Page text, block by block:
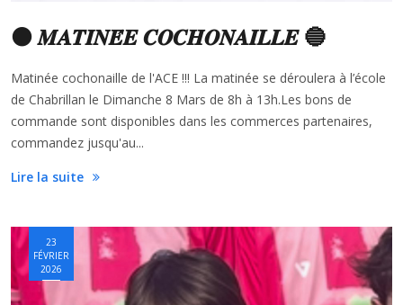
⚫️ 𝑴𝑨𝑻𝑰𝑵𝑬́𝑬 𝑪𝑶𝑪𝑯𝑶𝑵𝑨𝑰𝑳𝑳𝑬 🔵
Matinée cochonaille de l'ACE !!! La matinée se déroulera à l’école
de Chabrillan le Dimanche 8 Mars de 8h à 13h.Les bons de
commande sont disponibles dans les commerces partenaires,
commandez jusqu'au...
Lire la suite
23
FÉVRIER
2026